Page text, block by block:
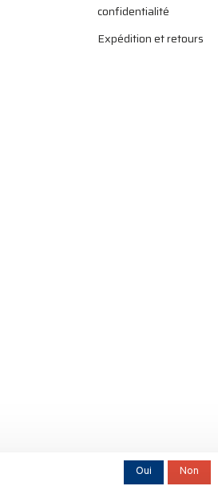
confidentialité
Expédition et retours
Oui Non